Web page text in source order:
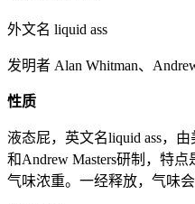
外文名 liquid ass
发明者 Alan Whitman、
性质
液态屁，英文名liquid ass，
和Andrew Masters研制，特
气味浓重。一经释放，气味